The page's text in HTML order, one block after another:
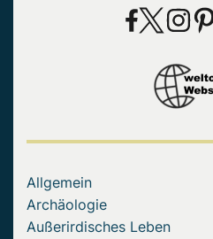
Allgemein
Archäologie
Außerirdisches Leben